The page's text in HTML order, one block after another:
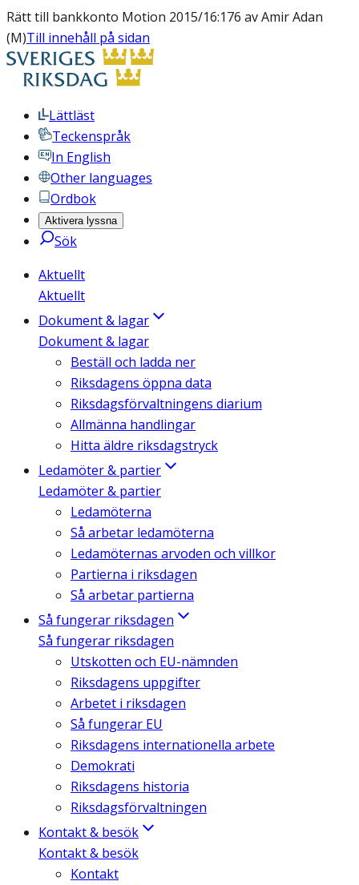
Rätt till bankkonto Motion 2015/16:176 av Amir Adan
(M)Till innehåll på sidan
Lättläst
Teckenspråk
In English
Other languages
Ordbok
Aktivera lyssna
Sök
Aktuellt
Aktuellt
Dokument & lagar
Dokument & lagar
Beställ och ladda ner
Riksdagens öppna data
Riksdagsförvaltningens diarium
Allmänna handlingar
Hitta äldre riksdagstryck
Ledamöter & partier
Ledamöter & partier
Ledamöterna
Så arbetar ledamöterna
Ledamöternas arvoden och villkor
Partierna i riksdagen
Så arbetar partierna
Så fungerar riksdagen
Så fungerar riksdagen
Utskotten och EU-nämnden
Riksdagens uppgifter
Arbetet i riksdagen
Så fungerar EU
Riksdagens internationella arbete
Demokrati
Riksdagens historia
Riksdagsförvaltningen
Kontakt & besök
Kontakt & besök
Kontakt